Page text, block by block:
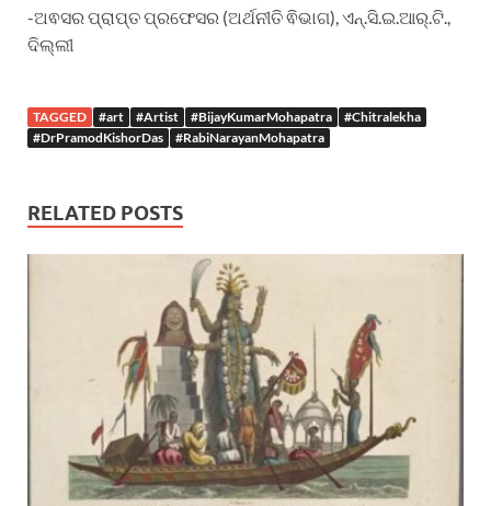
-ଅଵସର ପ୍ରାପ୍ତ ପ୍ରଫେସର (ଅର୍ଥନୀତି ଵିଭାଗ), ଏନ୍.ସି.ଇ.ଆର୍.ଟି.,
ଦିଲ୍ଲୀ
TAGGED #art #Artist #BijayKumarMohapatra
#Chitralekha
#DrPramodKishorDas
#RabiNarayanMohapatra
RELATED POSTS